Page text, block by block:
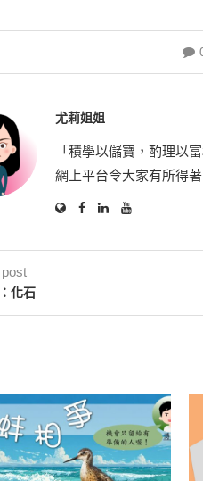
尤莉姐姐
「積學以儲寶，酌理以
網上平台令大家有所得
化石